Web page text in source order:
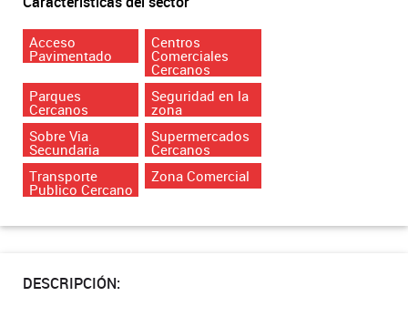
Acceso
Pavimentado
Centros
Comerciales
Cercanos
Parques
Cercanos
Seguridad en la
zona
Sobre Via
Secundaria
Supermercados
Cercanos
Transporte
Publico Cercano
Zona Comercial
DESCRIPCIÓN: